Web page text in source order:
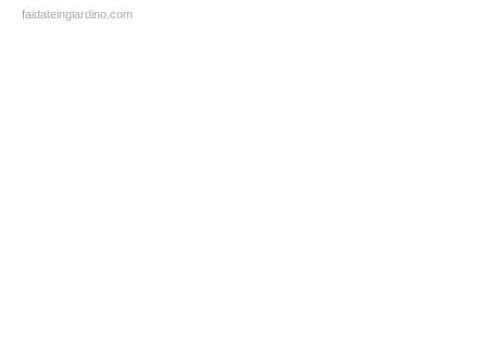
faidateingiardino.com